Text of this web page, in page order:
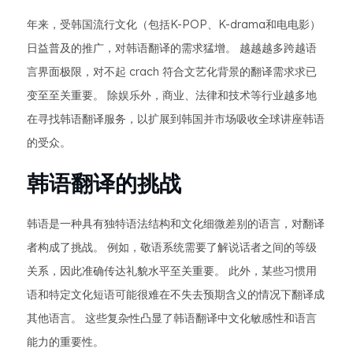
年来，受韩国流行文化（包括K-POP、K-drama和电电影）
日益普及的推广，对韩语翻译的需求猛增。 越越越多跨越语
言界面极限，对不起 crach 符合文艺化背景的翻译需求求已
变至至关重要。 除娱乐外，商业、法律和技术等行业越多地
在寻找韩语翻译服务，以扩展到韩国并市场吸收全球讲座韩语
的受众。
韩语翻译的挑战
韩语是一种具有独特语法结构和文化细微差别的语言，对翻译
者构成了挑战。 例如，敬语系统需要了解说话者之间的等级
关系，因此准确传达礼貌水平至关重要。 此外，某些习惯用
语和特定文化短语可能很难在不失去预期含义的情况下翻译成
其他语言。 这些复杂性凸显了韩语翻译中文化敏感性和语言
能力的重要性。